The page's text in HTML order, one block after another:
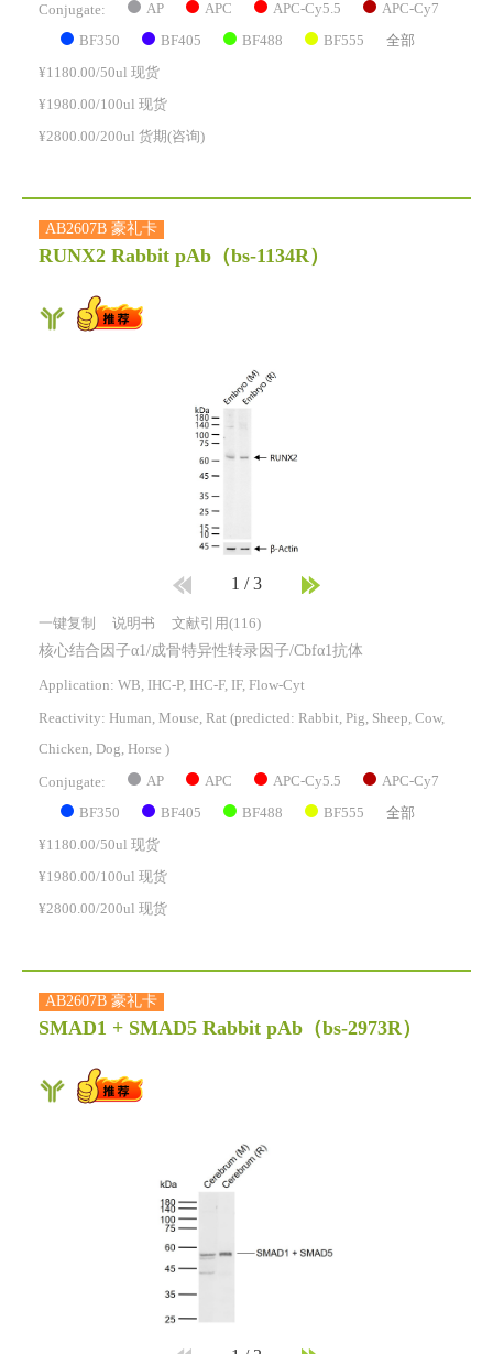
Conjugate: AP APC APC-Cy5.5 APC-Cy7
BF350 BF405 BF488 BF555 全部
¥1180.00/50ul 现货
¥1980.00/100ul 现货
¥2800.00/200ul 货期(咨询)
AB2607B 豪礼卡
RUNX2 Rabbit pAb （bs-1134R）
1 /3
一键复制 说明书 文献引用(116)
核心结合因子α1/成骨特异性转录因子/Cbfα1抗体
Application: WB, IHC-P, IHC-F, IF, Flow-Cyt
Reactivity: Human, Mouse, Rat (predicted: Rabbit, Pig, Sheep, Cow,
Chicken, Dog, Horse )
Conjugate: AP APC APC-Cy5.5 APC-Cy7
BF350 BF405 BF488 BF555 全部
¥1180.00/50ul 现货
¥1980.00/100ul 现货
¥2800.00/200ul 现货
AB2607B 豪礼卡
SMAD1 + SMAD5 Rabbit pAb （bs-2973R）